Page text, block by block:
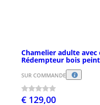
Chamelier adulte
Rédempteur bois
SUR COMMANDE
€ 129,00